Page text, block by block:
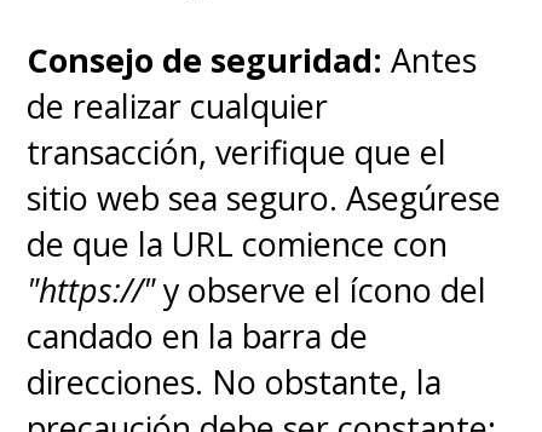
Consejo de seguridad: Antes
de realizar cualquier
transacción, verifique que el
sitio web sea seguro. Asegúrese
de que la URL comience con
"https://"y observe el ícono del
candado en la barra de
direcciones. No obstante, la